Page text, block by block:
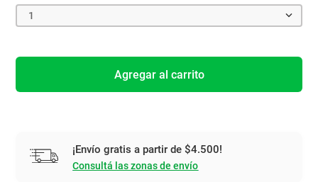
1
Agregar al carrito
¡Envío gratis a partir de $4.500!
Consultá las zonas de envío